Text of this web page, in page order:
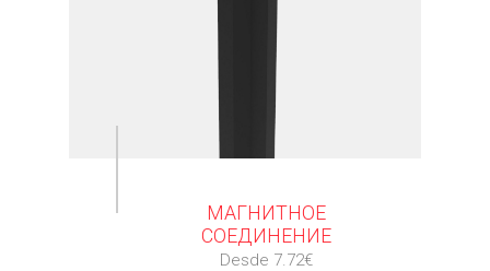
МАГНИТНОЕ
СОЕДИНЕНИЕ
Desde 7.72€